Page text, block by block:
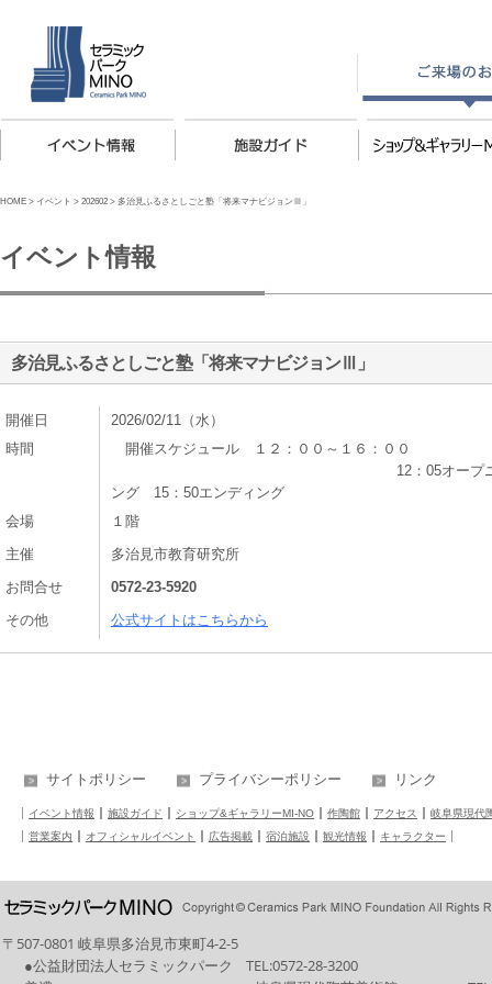
HOME > イベント > 202602 > 多治見ふるさとしごと塾「将来マナビジョンⅢ」
イベント情報
多治見ふるさとしごと塾「将来マナビジョンⅢ」
開催日
2026/02/11（水）
時間
開催スケジュール １２：００～１６：００
12：05オープ
ング 15：50エンディング
会場
１階
主催
多治見市教育研究所
お問合せ
0572-23-5920
その他
公式サイトはこちらから
サイトポリシー プライバシーポリシー リンク
イベント情報 施設ガイド ショップ&ギャラリーMI-NO 作陶館 アクセス
岐阜県現代
営業案内
オフィシャルイベント 広告掲載 宿泊施設 観光情報 キャラクター
〒507-0801 岐阜県多治見市東町4-2-5
●公益財団法人セラミックパーク
TEL:0572-28-3200